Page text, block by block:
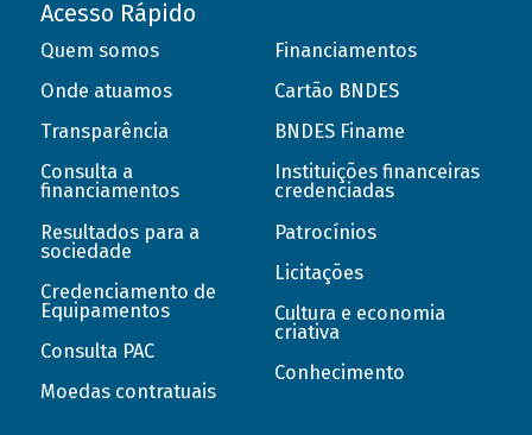
Acesso Rápido
Quem somos
Onde atuamos
Transparência
Consulta a
financiamentos
Resultados para a
sociedade
Credenciamento de
Equipamentos
Consulta PAC
Moedas contratuais
Financiamentos
Cartão BNDES
BNDES Finame
Instituições financeiras
credenciadas
Patrocínios
Licitações
Cultura e economia
criativa
Conhecimento